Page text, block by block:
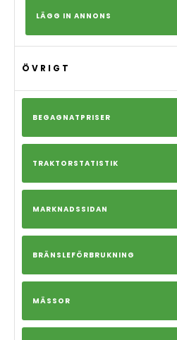
LÄGG IN ANNONS
ÖVRIGT
BEGAGNATPRISER
TRAKTORSTATISTIK
MARKNADSSIDAN
BRÄNSLEFÖRBRUKNING
MÄSSOR